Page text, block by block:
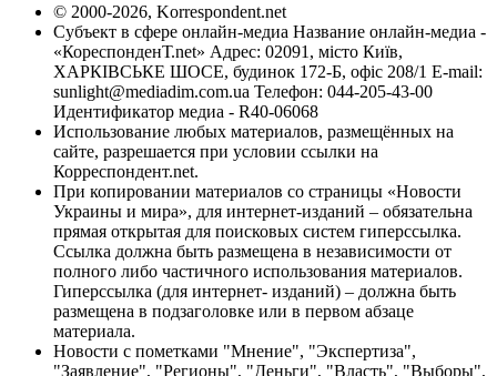
© 2000-2026, Korrespondent.net
Субъект в сфере онлайн-медиа Название онлайн-медиа -
«КореспонденТ.net» Адрес: 02091, місто Київ,
ХАРКІВСЬКЕ ШОСЕ, будинок 172-Б, офіс 208/1 E-mail:
sunlight@mediadim.com.ua Телефон: 044-205-43-00
Идентификатор медиа - R40-06068
Использование любых материалов, размещённых на
сайте, разрешается при условии ссылки на
Корреспондент.net.
При копировании материалов со страницы «Новости
Украины и мира», для интернет-изданий – обязательна
прямая открытая для поисковых систем гиперссылка.
Ссылка должна быть размещена в независимости от
полного либо частичного использования материалов.
Гиперссылка (для интернет- изданий) – должна быть
размещена в подзаголовке или в первом абзаце
материала.
Новости с пометками "Мнение", "Экспертиза",
"Заявление", "Регионы", "Деньги", "Власть", "Выборы",